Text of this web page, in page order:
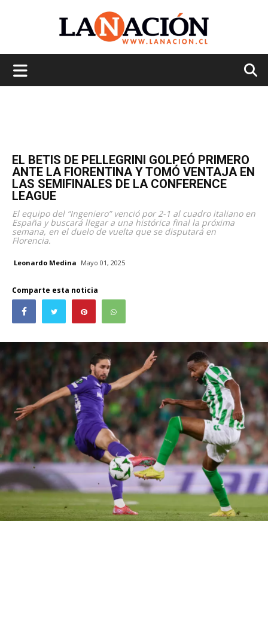
EL BETIS DE PELLEGRINI GOLPEÓ PRIMERO
ANTE LA FIORENTINA Y TOMÓ VENTAJA EN
LAS SEMIFINALES DE LA CONFERENCE
LEAGUE
El equipo del “Ingeniero” venció por 2-1 al cuadro italiano en
España y buscará llegar a una histórica final la próxima
semana, en el duelo de vuelta que se disputará en
Florencia.
Leonardo Medina Mayo 01, 2025
Comparte esta noticia